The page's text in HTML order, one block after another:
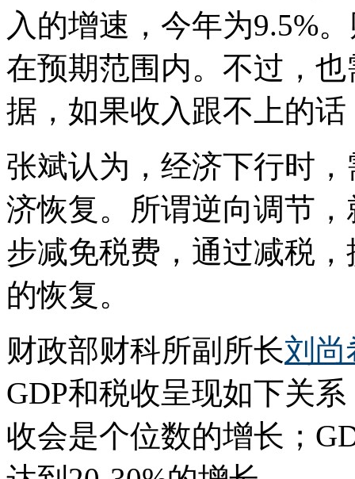
入的增速，今年为9.5%
在预期范围内。不过，
据，如果收入跟不上的
张斌认为，经济下行时
济恢复。所谓逆向调节
步减免税费，通过减税
的恢复。
财政部财科所副所长刘尚
GDP和税收呈现如下关
收会是个位数的增长；